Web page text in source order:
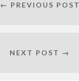
← PREVIOUS POST
NEXT POST →